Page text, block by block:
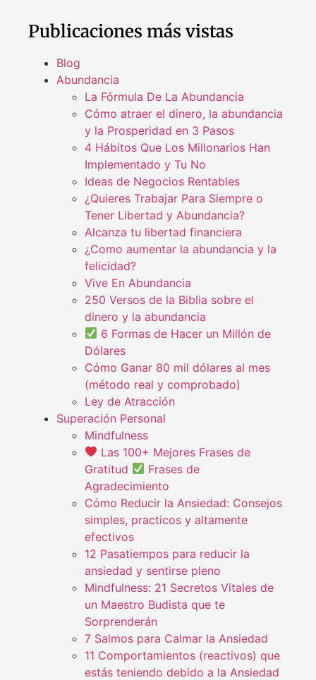
Publicaciones más vistas
Blog
Abundancia
La Fórmula De La Abundancia
Cómo atraer el dinero, la abundancia
y la Prosperidad en 3 Pasos
4 Hábitos Que Los Millonarios Han
Implementado y Tu No
Ideas de Negocios Rentables
¿Quieres Trabajar Para Siempre o
Tener Libertad y Abundancia?
Alcanza tu libertad financiera
¿Como aumentar la abundancia y la
felicidad?
Vive En Abundancia
250 Versos de la Biblia sobre el
dinero y la abundancia
6 Formas de Hacer un Millón de
Dólares
Cómo Ganar 80 mil dólares al mes
(método real y comprobado)
Ley de Atracción
Superación Personal
Mindfulness
Las 100+ Mejores Frases de
Gratitud
Frases de
Agradecimiento
Cómo Reducir la Ansiedad: Consejos
simples, practicos y altamente
efectivos
12 Pasatiempos para reducir la
ansiedad y sentirse pleno
Mindfulness: 21 Secretos Vitales de
un Maestro Budista que te
Sorprenderán
7 Salmos para Calmar la Ansiedad
11 Comportamientos (reactivos) que
estás teniendo debido a la Ansiedad